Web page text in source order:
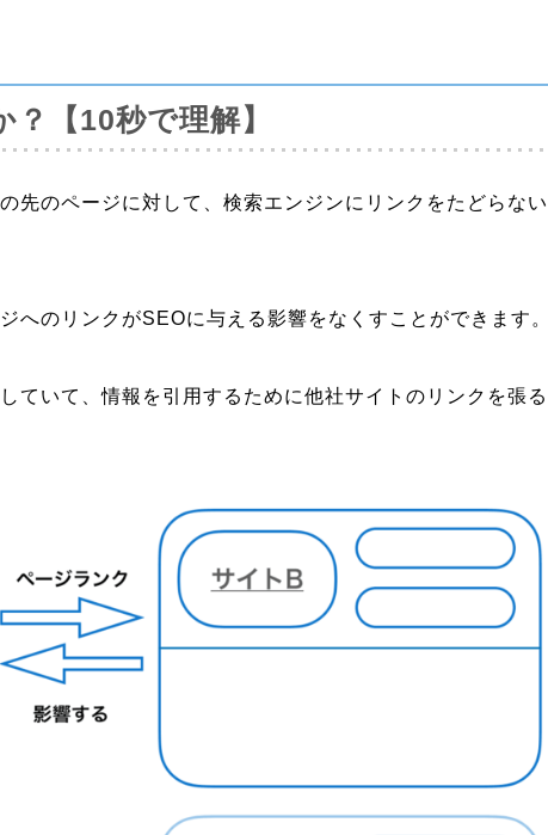
【10秒で理解】
先のページに対して、検索エンジンにリンクをたどらない
のリンクがSEOに与える影響をなくすことができます。
ていて、情報を引用するために他社サイトのリンクを張る